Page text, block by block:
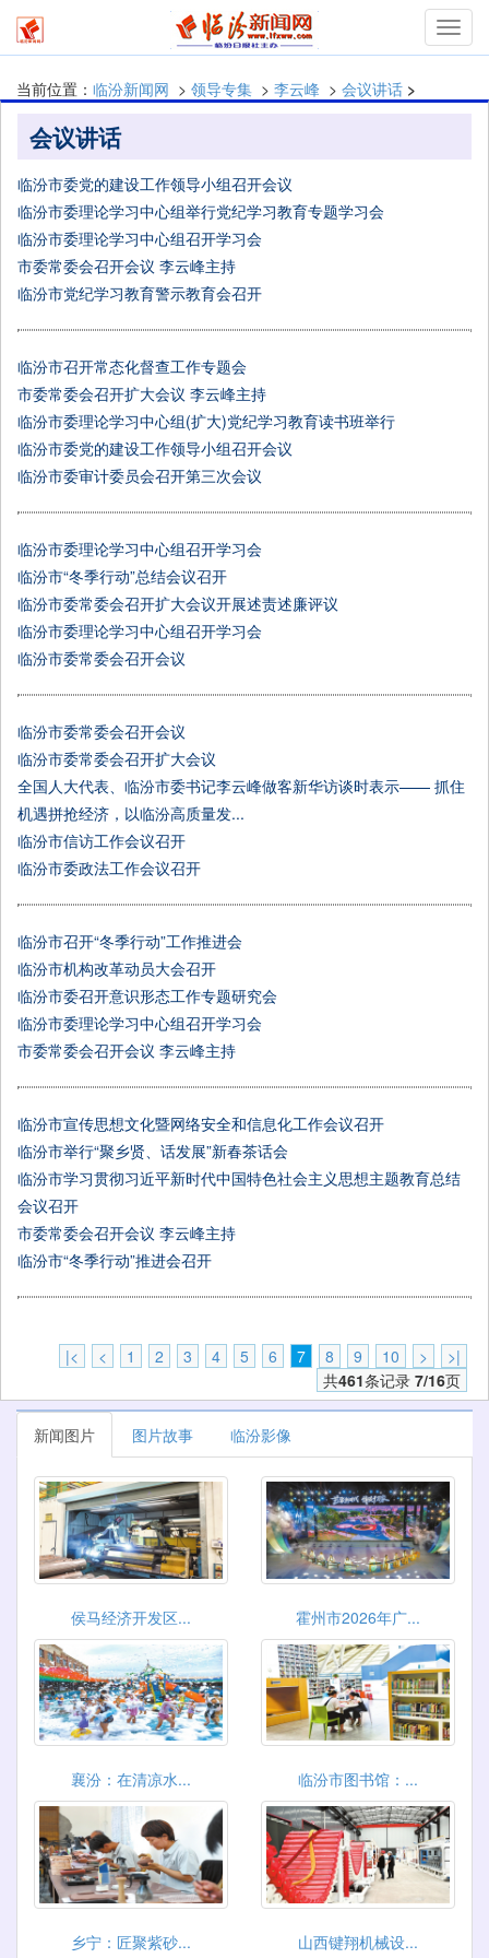
T
当前位置： 临汾新闻网 > 领导专集 > 李云峰 > 会议讲话 >
会议讲话
临汾市委党的建设工作领导小组召开会议
临汾​市委理论学习中心组举行党纪学习教育专题学习会
临汾市委理论学习中心组召开学习会
市委常委会召开会议 李云峰主持
临汾市党纪学习教育警示教育会召开
临汾市召开常态化督查工作专题会
市委常委会召开扩大会议 李云峰主持
临汾市委理论学习中心组(扩大)党纪学习教育读书班举行
临汾​市委党的建设工作领导小组召开会议
临汾市委审计委员会召开第三次会议
临汾市委理论学习中心组召开学习会
临汾市“冬季行动”总结会议召开
临汾市委常委会召开扩大会议开展述责述廉评议
临汾市委理论学习中心组召开学习会
临汾市委常委会召开会议
临汾市委常委会召开会议
临汾市委常委会召开扩大会议
全国人大代表、临汾市委书记李云峰做客新华访谈时表示—— 抓住
机遇拼抢经济，以临汾高质量发...
临汾市信访工作会议召开
临汾市委政法工作会议召开
临汾市召开“冬季行动”工作推进会
临汾市机构改革动员大会召开
临汾市委召开意识形态工作专题研究会
临汾市委理论学习中心组召开学习会
市委常委会召开会议 李云峰主持
临汾市宣传思想文化暨网络安全和信息化工作会议召开
临汾市举行“聚乡贤、话发展”新春茶话会
临汾市学习贯彻习近平新时代中国特色社会主义思想主题教育总结
会议召开
市委常委会召开会议 李云峰主持
临汾市“冬季行动”推进会召开
|< < 1 2 3 4 5 6 7 8 9 10 >
>|
共461条记录 7/16页
新闻图片 图片故事 临汾影像
侯马经济开发区... 霍州市2026年广...
襄汾：在清凉水... 临汾市图书馆：...
乡宁：匠聚紫砂... 山西键翔机械设...